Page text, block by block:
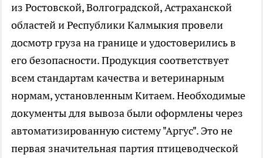
из Ростовской, Волгоградской, Астраханской
областей и Республики Калмыкия провели
досмотр груза на границе и удостоверились в
его безопасности. Продукция соответствует
всем стандартам качества и ветеринарным
нормам, установленным Китаем. Необходимые
документы для вывоза были оформлены через
автоматизированную систему "Аргус". Это не
первая значительная партия птицеводческой